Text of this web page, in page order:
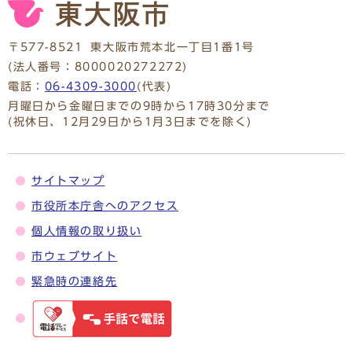
〒577-8521
東大阪市荒本北一丁目1番1号
(法人番号：8000020272272)
電話： 06-4309-3000 (代表)
月曜日から金曜日までの9時から17時30分まで
(祝休日、12月29日から1月3日までを除く)
サイトマップ
市役所本庁舎へのアクセス
個人情報の取り扱い
市ウェブサイト
緊急時の連絡先